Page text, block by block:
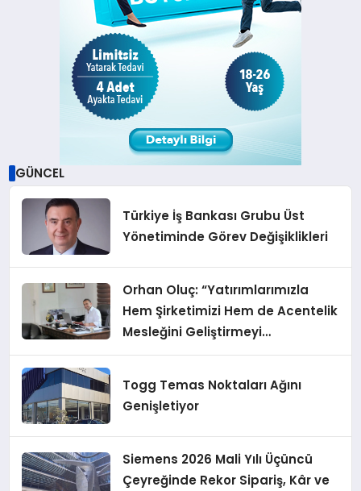
GÜNCEL
Türkiye İş Bankası Grubu Üst
Yönetiminde Görev Değişiklikleri
Orhan Oluç: “Yatırımlarımızla
Hem Şirketimizi Hem de Acentelik
Mesleğini Geliştirmeyi
Hedefliyoruz”
Togg Temas Noktaları Ağını
Genişletiyor
Siemens 2026 Mali Yılı Üçüncü
Çeyreğinde Rekor Sipariş, Kâr ve